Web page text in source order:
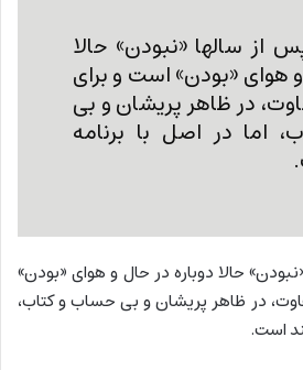
از سالها «نبودن» حالا
و هوای «بودن» است و برای
در ظاهر پریشان و بی
اما در اصل با برنامه
حالا دوباره در حال و هوای «بودن»
در ظاهر پریشان و بی حساب و کتاب،
است.